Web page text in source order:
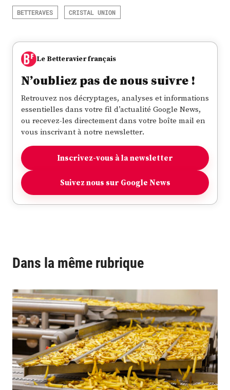
BETTERAVES CRISTAL UNION
Le Betteravier français
N’oubliez pas de nous suivre !
Retrouvez nos décryptages, analyses et informations
essentielles dans votre fil d’actualité Google News,
ou recevez-les directement dans votre boîte mail en
vous inscrivant à notre newsletter.
Inscrivez-vous à la newsletter
Suivez nous sur Google News
Dans la même rubrique